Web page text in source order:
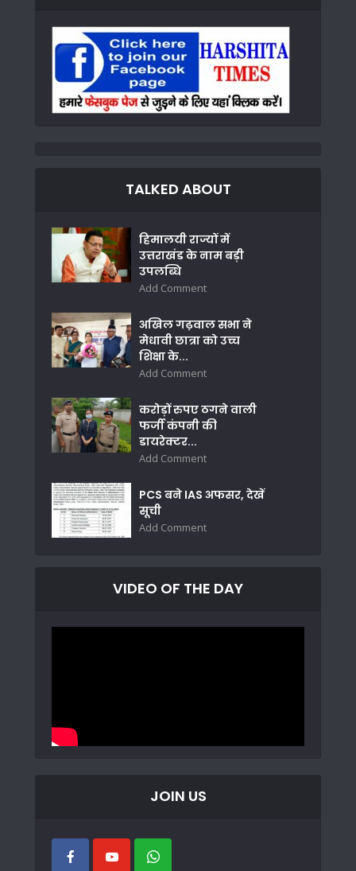
TALKED ABOUT
हिमालयी राज्यों में
उत्तराखंड के नाम बड़ी
उपलब्धि
Add Comment
अखिल गढ़वाल सभा ने
मेधावी छात्रा को उच्च
शिक्षा के...
Add Comment
करोड़ों रुपए ठगने वाली
फर्जी कंपनी की
डायरेक्टर...
Add Comment
PCS बने IAS अफसर, देखें
सूची
Add Comment
VIDEO OF THE DAY
JOIN US